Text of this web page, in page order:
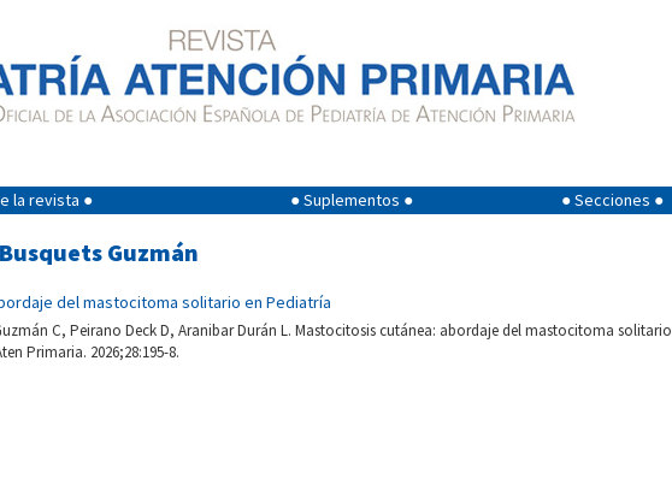
la revista ● ● Suplementos ● ● Secciones ●
Guzmán
del mastocitoma solitario en Pediatría
C, Peirano Deck D, Aranibar Durán L. Mastocitosis cutánea: abordaje del mastocitoma solitario
Primaria. 2026;28:195-8.